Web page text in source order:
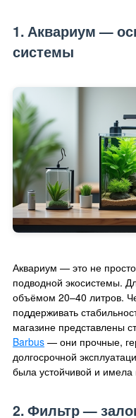
1. Аквариум —
системы
Аквариум — это не
подводной экосистемы.
объёмом 20–40 литров.
поддерживать
магазине представлены
Barbus — они прочные,
долгосрочной
была устойчивой и
2. Фильтр —